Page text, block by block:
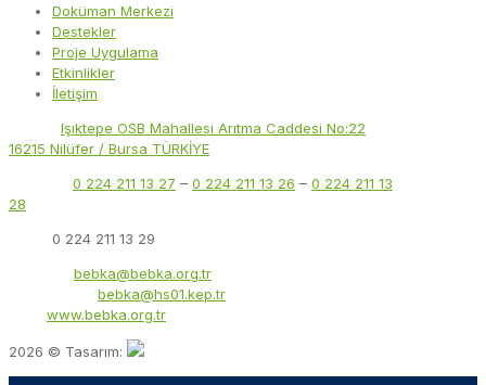
Doküman Merkezi
Destekler
Proje Uygulama
Etkinlikler
İletişim
Işıktepe OSB Mahallesi Arıtma Caddesi No:22
16215 Nilüfer / Bursa TÜRKİYE
0 224 211 13 27 – 0 224 211 13 26 – 0 224 211 13
28
0 224 211 13 29
bebka@bebka.org.tr
bebka@hs01.kep.tr
www.bebka.org.tr
2026 © Tasarım: